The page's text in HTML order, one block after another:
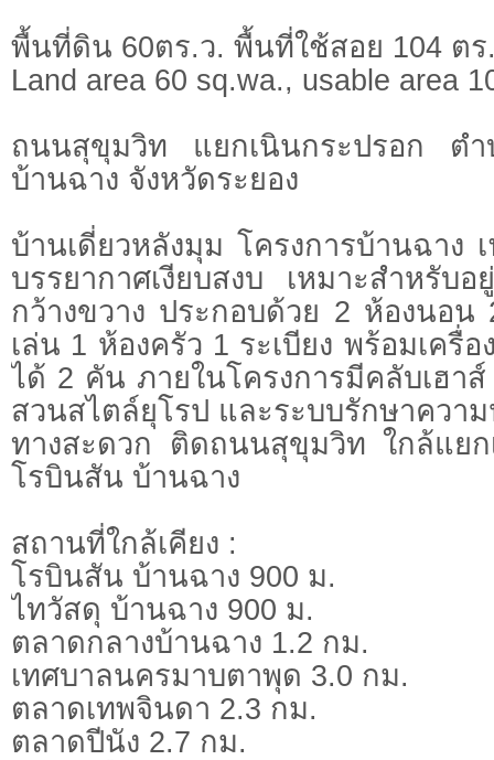
พื้นที่ดิน 60ตร.ว. พื้นที่ใช้สอย 104 ต
Land area 60 sq.wa., usable area
ถนนสุขุมวิท แยกเนินกระปรอก ตำ
บ้านฉาง จังหวัดระยอง
บ้านเดี่ยวหลังมุม โครงการบ้านฉาง
บรรยากาศเงียบสงบ เหมาะสำหรับ
กว้างขวาง ประกอบด้วย 2 ห้องนอน
เล่น 1 ห้องครัว 1 ระเบียง พร้อมเครื่
ได้ 2 คัน ภายในโครงการมีคลับเฮา
สวนสไตล์ยุโรป และระบบรักษาควา
ทางสะดวก ติดถนนสุขุมวิท ใกล้แย
โรบินสัน บ้านฉาง
สถานที่ใกล้เคียง :
โรบินสัน บ้านฉาง 900 ม.
ไทวัสดุ บ้านฉาง 900 ม.
ตลาดกลางบ้านฉาง 1.2 กม.
เทศบาลนครมาบตาพุด 3.0 กม.
ตลาดเทพจินดา 2.3 กม.
ตลาดปีนัง 2.7 กม.